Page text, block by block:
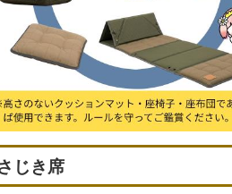
じき席